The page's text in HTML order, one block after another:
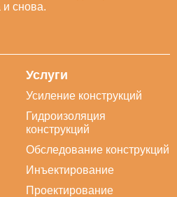
снова.
Услуги
Усиление конструкций
Гидроизоляция
конструкций
Обследование конструкций
Инъектирование
Проектирование